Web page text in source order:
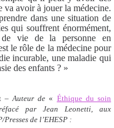
va avoir à jouer la médecine.
dans une situation de
qui souffrent énormément,
vie de la personne en
le rôle de la médecine pour
incurable, une maladie qui
des enfants ? »
– Auteur de « Éthique du soin
par Jean Leonetti, aux
Presses de l’EHESP :